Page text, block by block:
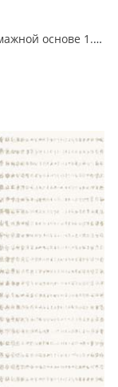
81056-4 Timeless Обои виниловые на бумажной основе 1.06*15.5